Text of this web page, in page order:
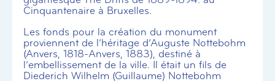
Cinquantenaire à Bruxelles.
Les fonds pour la création du monument
proviennent de l’héritage d’Auguste Nottebohm
(Anvers, 1818-Anvers, 1883), destiné à
l’embellissement de la ville. Il était un fils de
Diederich Wilhelm (Guillaume) Nottebohm